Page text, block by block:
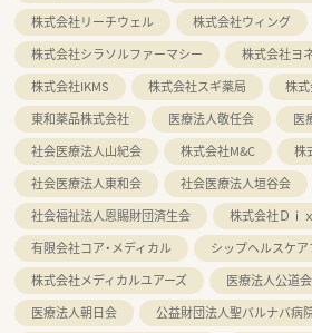
株式会社リーチウェル
株式会社ウィング
株式会社シラソルファーマシー
株式会社ヨ
株式会社IKMS
株式会社スギ薬局
株
東和薬品株式会社
医療法人敬任会
医
社会医療法人山紀会
株式会社M&C
株
社会医療法人東和会
社会医療法人垣谷会
社会福祉法人恩賜財団済生会
株式会社Ｄｉｘ
有限会社コア・メディカル
シップヘルスケ
株式会社メディカルユアーズ
医療法人公道会
医療法人朝日会
公益財団法人聖バルナバ病